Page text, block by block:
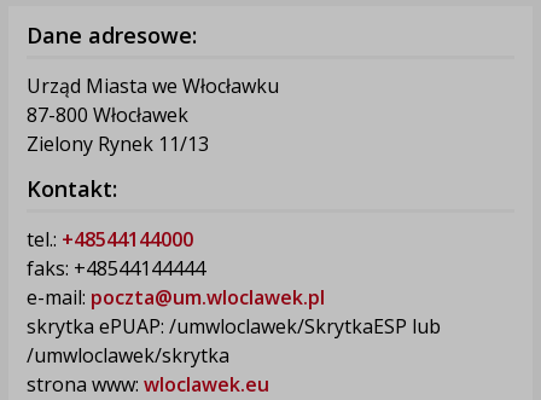
Dane adresowe:
Urząd Miasta we Włocławku
87-800 Włocławek
Zielony Rynek 11/13
Kontakt:
tel.: +48544144000
faks: +48544144444
e-mail: poczta@um.wloclawek.pl
skrytka ePUAP: /umwloclawek/SkrytkaESP lub
/umwloclawek/skrytka
strona www: wloclawek.eu